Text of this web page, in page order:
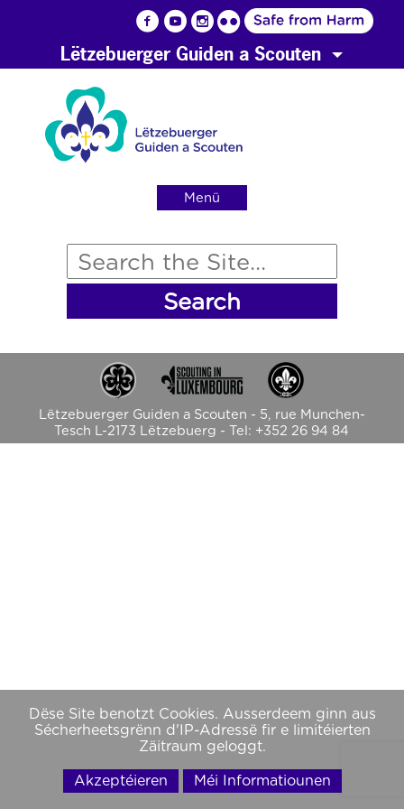
Lëtzebuerger Guiden a Scouten
Menü
Search
Lëtzebuerger Guiden a Scouten - 5, rue Munchen-
Tesch L-2173 Lëtzebuerg - Tel: +352 26 94 84
Dëse Site benotzt Cookies. Ausserdeem ginn aus
Sécherheetsgrënn d'IP-Adressë fir e limitéierten
Zäitraum geloggt.
Akzeptéieren
Méi Informatiounen